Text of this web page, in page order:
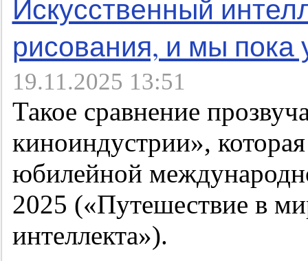
Искусственный
рисования, и мы пока
19.11.2025 13:51
Такое сравнение
киноиндустрии»,
юбилейной
2025 («Путешествие в
интеллекта»).